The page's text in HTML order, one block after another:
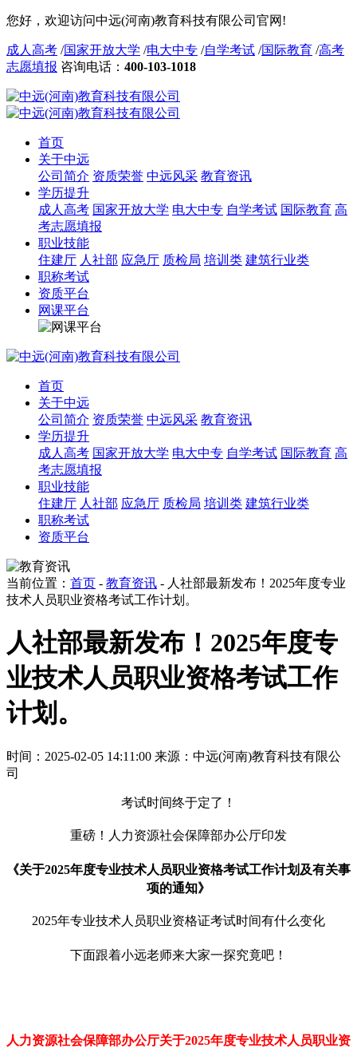
您好，欢迎访问中远(河南)教育科技有限公司官网!
成人高考 /国家开放大学 /电大中专 /自学考试 /国际教育 /高考
志愿填报 咨询电话： 400-103-1018
首页
关于中远
公司简介 资质荣誉 中远风采 教育资讯
学历提升
成人高考 国家开放大学 电大中专 自学考试 国际教育 高
考志愿填报
职业技能
住建厅 人社部 应急厅 质检局 培训类 建筑行业类
职称考试
资质平台
网课平台
首页
关于中远
公司简介 资质荣誉 中远风采 教育资讯
学历提升
成人高考 国家开放大学 电大中专 自学考试 国际教育 高
考志愿填报
职业技能
住建厅 人社部 应急厅 质检局 培训类 建筑行业类
职称考试
资质平台
当前位置： 首页 - 教育资讯 - 人社部最新发布！2025年度专业
技术人员职业资格考试工作计划。
人社部最新发布！2025年度专
业技术人员职业资格考试工作
计划。
时间：2025-02-05 14:11:00 来源：中远(河南)教育科技有限公
司
考试时间终于定了！
重磅！人力资源社会保障部办公厅印发
《关于2025年度专业技术人员职业资格考试工作计划及有关事
项的通知》
2025年专业技术人员职业资格证考试时间有什么变化
下面跟着小远老师来大家一探究竟吧！
人力资源社会保障部办公厅关于2025年度专业技术人员职业资